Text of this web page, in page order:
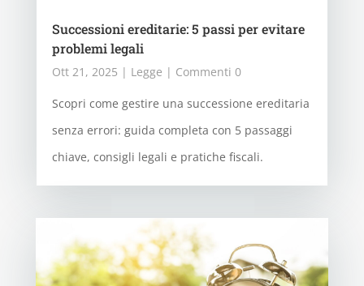
Successioni ereditarie: 5 passi per evitare
problemi legali
Ott 21, 2025 | Legge | Commenti 0
Scopri come gestire una successione ereditaria
senza errori: guida completa con 5 passaggi
chiave, consigli legali e pratiche fiscali.